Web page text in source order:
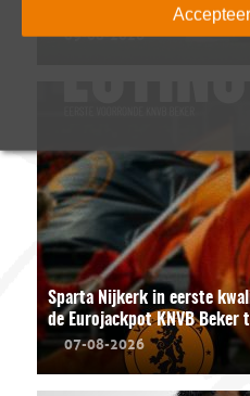
09-08-2026
Sparta Nijkerk in eerste
de Eurojackpot KNVB Beker
07-08-2026